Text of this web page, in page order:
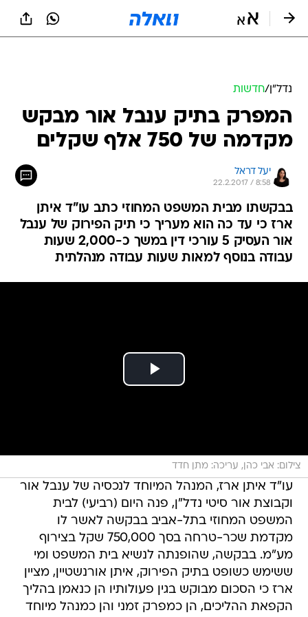
נדל״ן/חדשות
המפרק בתיק ענבל אור מבקש
מקדמה של 750 אלף שקלים
יעל דראל
22.2.2017 / 8:58
בבקשתו מבית המשפט המחוזי כתב עו"ד איתן
ארז כי עד כה הוא מעריך כי תיק הפירוק של ענבל
אור העסיק 5 עורכי דין במשך כ-2,000 שעות
עבודה בנוסף למאות שעות עבודה מנהלתית
צילום: אבי כהן, עריכה: מתן חדד
עו"ד איתן ארז, המנהל המיוחד לנכסיה של ענבל אור
וקבוצת אור סיטי נדל"ן, פנה היום (רביעי) לבית
המשפט המחוזי בתל-אביב בבקשה לאשר לו
מקדמת שכר-טרחה בסך 750,000 שקל בצירוף
מע"מ. בבקשה, שהופנתה לנשיא בית המשפט ומי
ששימש כשופט בתיק הפירוק, איתן אורנשטיין, מציין
ארז כי הסכום מבוקש בגין פעולותיו הן כנאמן בהליך
הקפאת ההליכים, הן כמפרק זמני והן כמנהל מיוחד